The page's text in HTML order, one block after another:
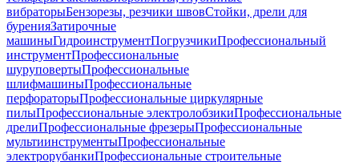
вибраторыБензорезы, резчики швовСтойки, дрели для
буренияЗатирочные
машиныГидроинструментПогрузчикиПрофессиональный
инструментПрофессиональные
шуруповертыПрофессиональные
шлифмашиныПрофессиональные
перфораторыПрофессиональные циркулярные
пилыПрофессиональные электролобзикиПрофессиональные
дрелиПрофессиональные фрезерыПрофессиональные
мультиинструментыПрофессиональные
электрорубанкиПрофессиональные строительные